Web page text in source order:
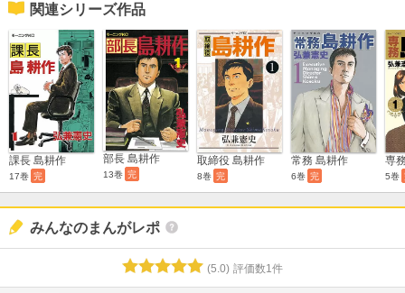
関連シリーズ作品
課長 島耕作
17巻 完
部長 島耕作
13巻 完
取締役 島耕作
8巻 完
常務 島耕作
6巻 完
専
5巻
みんなのまんがレポ
(5.0) 評価数1件